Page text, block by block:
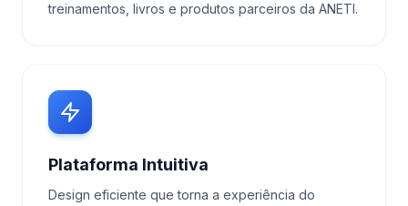
treinamentos, livros e produtos parceiros da ANETI.
Plataforma Intuitiva
Design eficiente que torna a experiência do